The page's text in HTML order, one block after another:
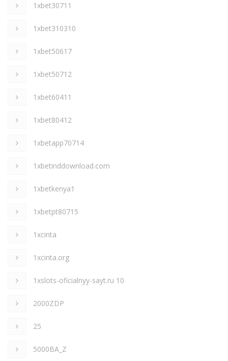
1xbet30711
1xbet310310
1xbet50617
1xbet50712
1xbet60411
1xbet80412
1xbetapp70714
1xbetinddownload.com
1xbetkenya1
1xbetpt80715
1xcinta
1xcinta.org
1xslots-oficialnyy-sayt.ru 10
2000ZDP
25
5000BA_Z